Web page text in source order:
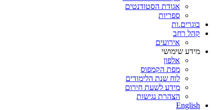
אגודת הסטודנטים
ספריות
בוגרים.ות
קהל רחב
אירועים
מידע שימושי
אלפון
מפת הקמפוס
לוח שנת הלימודים
מידע לשעת חירום
הצהרת נגישות
English